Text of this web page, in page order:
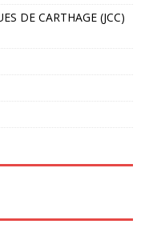
DE CARTHAGE (JCC)